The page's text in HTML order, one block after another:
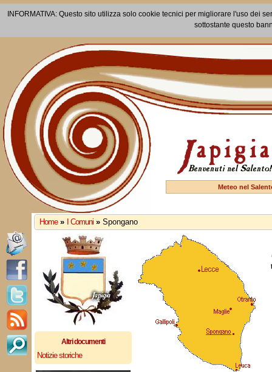
INFORMATIVA: Questo sito utilizza solo cookie tecnici per migliorare l'uso dei
sottostante questo
Meteo nel
Home » I Comuni » Spongano
Altri documenti
Notizie storiche